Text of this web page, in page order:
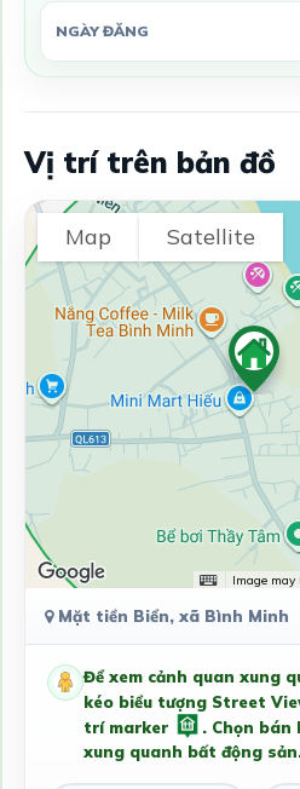
NGÀY ĐĂNG
Vị trí trên bản đồ
Map Satellite
Image
Mặt tiền Biển, xã Bình Minh
Để xem cảnh quan xung
kéo biểu tượng Street
trí marker
. Chọn bán
xung quanh bất động